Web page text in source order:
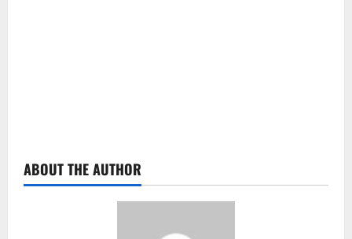
ABOUT THE AUTHOR